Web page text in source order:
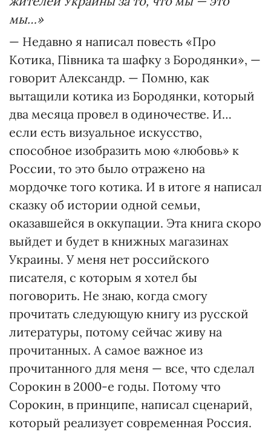
мы…»
— Недавно я написал повесть «Про
Котика, Півника та шафку з Бородянки», —
говорит Александр. — Помню, как
вытащили котика из Бородянки, который
два месяца провел в одиночестве. И…
если есть визуальное искусство,
способное изобразить мою «любовь» к
России, то это было отражено на
мордочке того котика. И в итоге я написал
сказку об истории одной семьи,
оказавшейся в оккупации. Эта книга скоро
выйдет и будет в книжных магазинах
Украины. У меня нет российского
писателя, с которым я хотел бы
поговорить. Не знаю, когда смогу
прочитать следующую книгу из русской
литературы, потому сейчас живу на
прочитанных. А самое важное из
прочитанного для меня — все, что сделал
Сорокин в 2000-е годы. Потому что
Сорокин, в принципе, написал сценарий,
который реализует современная Россия.